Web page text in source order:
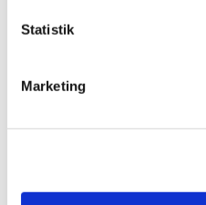
Statistik
Marketing